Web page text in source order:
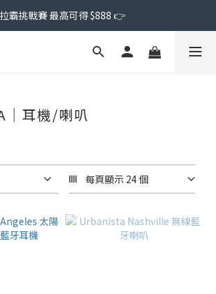
拉霸挑戰賽 最高可得 $888 👉
｜耳機/喇叭
每頁顯示 24 個